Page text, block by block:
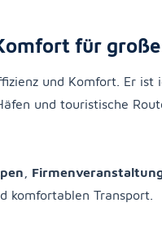
für
und Komfort. Er ist
und touristische
komfortablen Transport.